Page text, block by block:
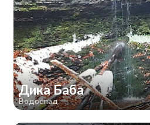
Дика Баба
Водоспад